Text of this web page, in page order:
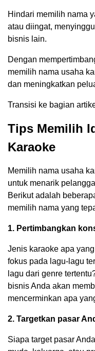
Hindari memilih nama
atau diingat,
bisnis lain.
Dengan
memilih nama usaha
dan meningkatkan
Transisi ke bagian
Tips Memilih
Karaoke
Memilih nama usaha
untuk menarik
Berikut adalah
memilih nama yang
1. Pertimbangkan
Jenis karaoke apa
fokus pada lagu-lagu
lagu dari genre
bisnis Anda akan
mencerminkan apa
2. Targetkan pasar
Siapa target pasar